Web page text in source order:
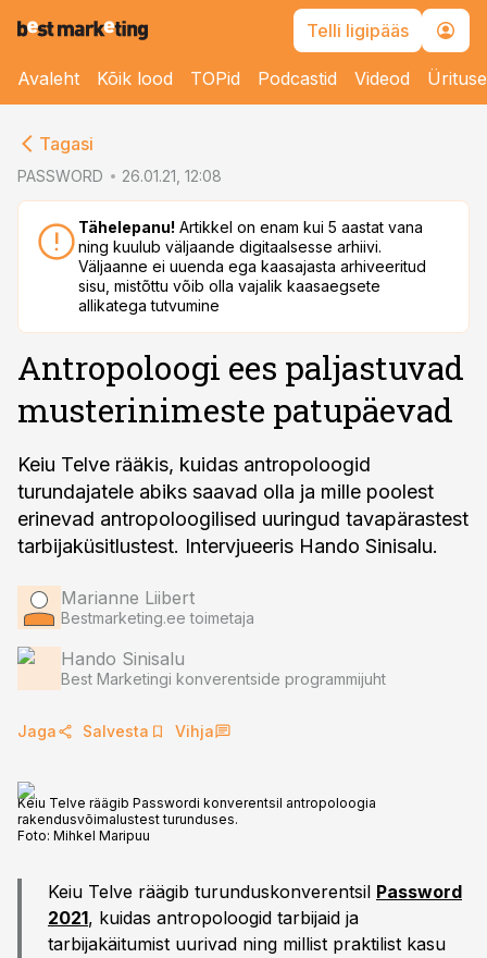
Telli ligipääs
Avaleht Kõik lood TOPid Podcastid Videod
Tagasi
PASSWORD 26.01.21, 12:08
Tähelepanu! Artikkel on enam kui 5 aastat vana
ning kuulub väljaande digitaalsesse arhiivi.
Väljaanne ei uuenda ega kaasajasta arhiveeritud
sisu, mistõttu võib olla vajalik kaasaegsete
allikatega tutvumine
Antropoloogi ees paljastuvad
musterinimeste patupäevad
Keiu Telve rääkis, kuidas antropoloogid
turundajatele abiks saavad olla ja mille poolest
erinevad antropoloogilised uuringud tavapärastest
tarbijaküsitlustest. Intervjueeris Hando Sinisalu.
Marianne Liibert
Bestmarketing.ee toimetaja
Hando Sinisalu
Best Marketingi konverentside programmijuht
Jaga Salvesta Vihja
Keiu Telve räägib Passwordi konverentsil antropoloogia
rakendusvõimalustest turunduses.
Foto: Mihkel Maripuu
Keiu Telve räägib turunduskonverentsil Password
2021, kuidas antropoloogid tarbijaid ja
tarbijakäitumist uurivad ning millist praktilist kasu